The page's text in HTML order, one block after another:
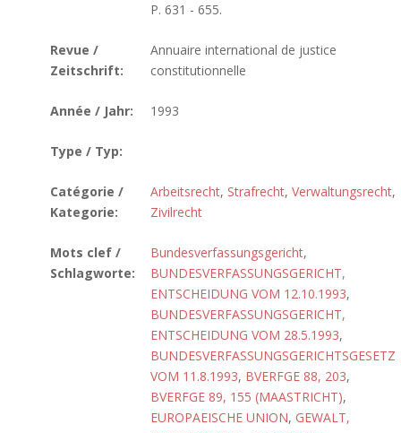
P. 631 - 655.
Revue /
Zeitschrift:
Annuaire international de justice
constitutionnelle
Année / Jahr: 1993
Type / Typ:
Catégorie /
Kategorie:
Arbeitsrecht, Strafrecht, Verwaltungsrecht,
Zivilrecht
Mots clef /
Schlagworte:
Bundesverfassungsgericht,
BUNDESVERFASSUNGSGERICHT,
ENTSCHEIDUNG VOM 12.10.1993,
BUNDESVERFASSUNGSGERICHT,
ENTSCHEIDUNG VOM 28.5.1993,
BUNDESVERFASSUNGSGERICHTSGESETZ
VOM 11.8.1993, BVERFGE 88, 203,
BVERFGE 89, 155 (MAASTRICHT),
EUROPAEISCHE UNION, GEWALT,